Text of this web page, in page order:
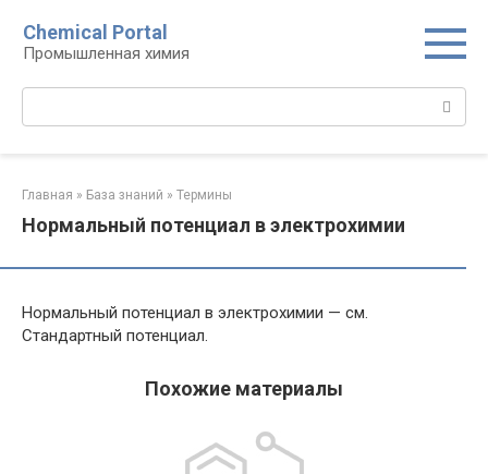
контенту
Chemical Portal
Промышленная химия
Главная » База знаний » Термины
Нормальный потенциал в электрохимии
Нормальный потенциал в электрохимии — см.
Стандартный потенциал.
Похожие материалы